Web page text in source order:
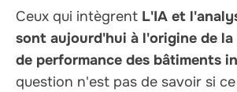
Ceux qui intègrent L'IA et
sont aujourd'hui à l'origine de la
de performance des bâtiments
question n'est pas de savoir si